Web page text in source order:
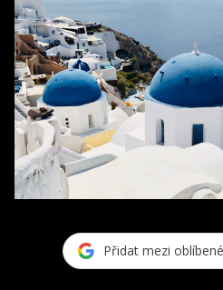
Přidat mezi